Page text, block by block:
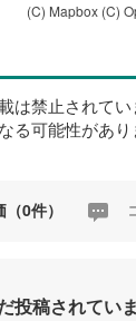
(C) Mapbox (C)
禁止されて
可能性があ
0件）
稿されていま